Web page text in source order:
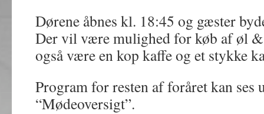
Dørene åbnes kl. 18:45 og gæster
Der vil være mulighed for køb af øl
også være en kop kaffe og et stykke
Program for resten af foråret kan ses
“Mødeoversigt”.